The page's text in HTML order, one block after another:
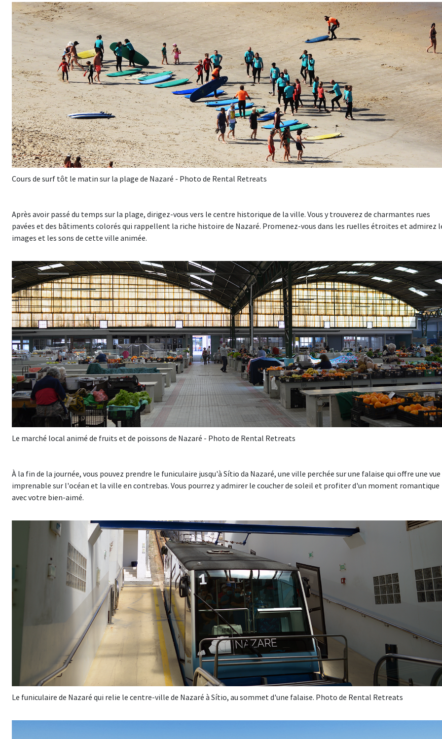
Cours de surf tôt le matin sur la plage de Nazaré - Photo de Rental Retreats
Après avoir passé du temps sur la plage, dirigez-vous vers le centre historique de la ville. Vous y trouverez de charmantes rues
pavées et des bâtiments colorés qui rappellent la riche histoire de Nazaré. Promenez-vous dans les ruelles étroites et admirez
images et les sons de cette ville animée.
Le marché local animé de fruits et de poissons de Nazaré - Photo de Rental Retreats
À la fin de la journée, vous pouvez prendre le funiculaire jusqu'à Sítio da Nazaré, une ville perchée sur une falaise qui offre une vue
imprenable sur l'océan et la ville en contrebas. Vous pourrez y admirer le coucher de soleil et profiter d'un moment romantique
avec votre bien-aimé.
Le funiculaire de Nazaré qui relie le centre-ville de Nazaré à Sítio, au sommet d'une falaise. Photo de Rental Retreats